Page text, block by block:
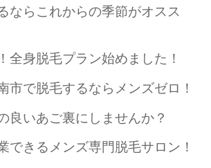
ならこれからの季節がオスス
全身脱毛プラン始めました！
市で脱毛するならメンズゼロ！
良いあご裏にしませんか？
できるメンズ専門脱毛サロン！